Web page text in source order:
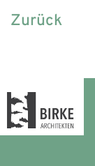
Zurück